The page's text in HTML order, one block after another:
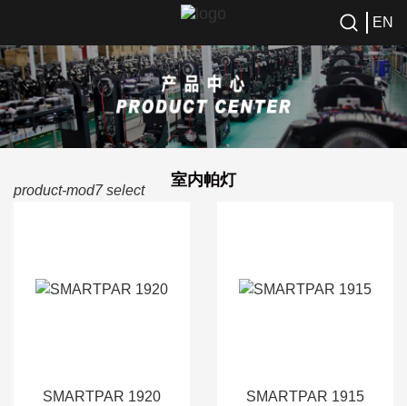
EN
室内帕灯
product-mod7 select
SMARTPAR 1920
SMARTPAR 1915